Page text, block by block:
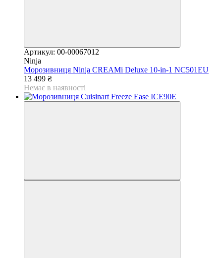
Артикул: 00-00067012
Ninja
Морозивниця Ninja CREAMi Deluxe 10-in-1 NC501EU
13 499 ₴
Немає в наявності